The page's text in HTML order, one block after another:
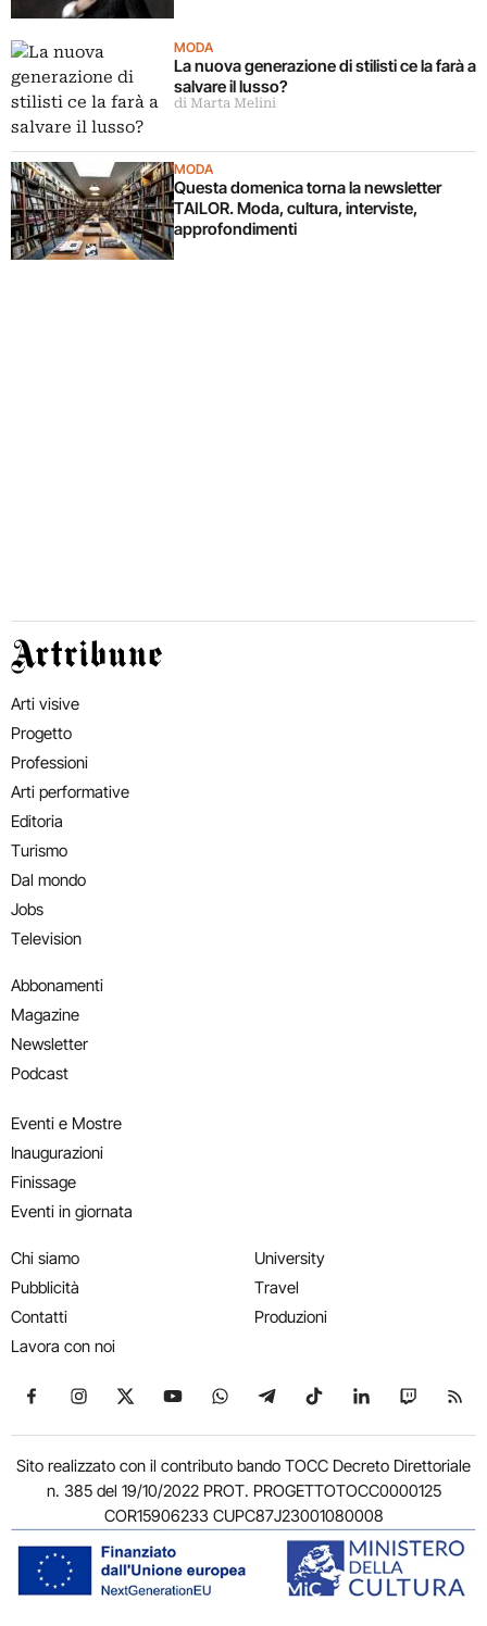
MODA
La nuova generazione di stilisti ce la farà a
salvare il lusso?
di Marta Melini
MODA
Questa domenica torna la newsletter
TAILOR. Moda, cultura, interviste,
approfondimenti
Artribune
Arti visive
Progetto
Professioni
Arti performative
Editoria
Turismo
Dal mondo
Jobs
Television
Abbonamenti
Magazine
Newsletter
Podcast
Eventi e Mostre
Inaugurazioni
Finissage
Eventi in giornata
Chi siamo
Pubblicità
Contatti
Lavora con noi
University
Travel
Produzioni
Seguici su Facebook
Seguici su Instagram
Seguici su X
Seguici su YouTube
Seguici su WhatsApp
Seguici su Telegram
Seguici su TikTok
Seguici su
Seguici
Sito realizzato con il contributo bando TOCC Decreto Direttoriale
n. 385 del 19/10/2022 PROT. PROGETTOTOCC0000125
COR15906233 CUPC87J23001080008